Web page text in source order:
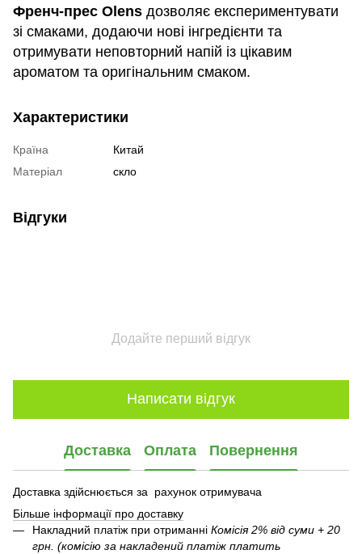
Френч-прес Olens дозволяє експериментувати
зі смаками, додаючи нові інгредієнти та
отримувати неповторний напій із цікавим
ароматом та оригінальним смаком.
Характеристики
Країна
Китай
Матеріал
скло
Відгуки
Додайте перший відгук
Написати відгук
Доставка Оплата Повернення
Доставка здійснюється за рахунок отримувача
Більше інформації про доставку
Накладний платіж при отриманні Комісія 2% від суми + 20
грн. (комісію за накладений платіж платить